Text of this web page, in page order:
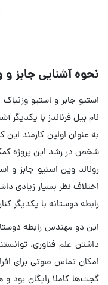
نحوه آشنایی جابز و
نام بیل فرناندز با
به عنوان اولین کارمند
شخص در رشد این پروژه کمک
رونالد وین استیو جابز و
اختلاف نظر بسیار زیادی
رابطه دوستانه با یکدیگر
این دو مهندس رابطه
داشتن علم فناوری،
امکان تماس صوتی برای
گجت‌ها کاملا رایگان بود